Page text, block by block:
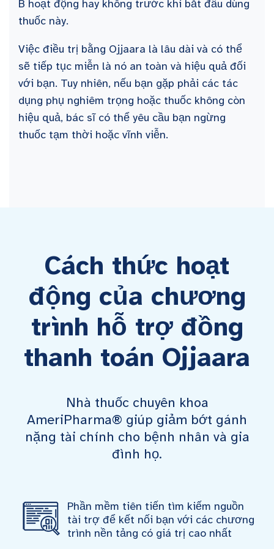
B hoạt động hay không trước khi bắt đầu dùng
thuốc này.
Việc điều trị bằng Ojjaara là lâu dài và có thể
sẽ tiếp tục miễn là nó an toàn và hiệu quả đối
với bạn. Tuy nhiên, nếu bạn gặp phải các tác
dụng phụ nghiêm trọng hoặc thuốc không còn
hiệu quả, bác sĩ có thể yêu cầu bạn ngừng
thuốc tạm thời hoặc vĩnh viễn.
Cách thức hoạt
động của chương
trình hỗ trợ đồng
thanh toán Ojjaara
Nhà thuốc chuyên khoa
AmeriPharma® giúp giảm bớt gánh
nặng tài chính cho bệnh nhân và gia
đình họ.
Phần mềm tiên tiến tìm kiếm nguồn
tài trợ để kết nối bạn với các chương
trình nền tảng có giá trị cao nhất